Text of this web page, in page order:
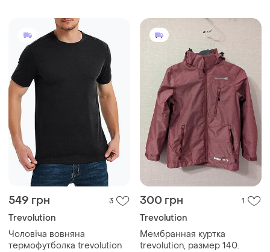
549 грн 3
Trevolution
Чоловіча вовняна
термофутболка trevolution
300 грн 1
Trevolution
Мембранная куртка
trevolution, размер 140.